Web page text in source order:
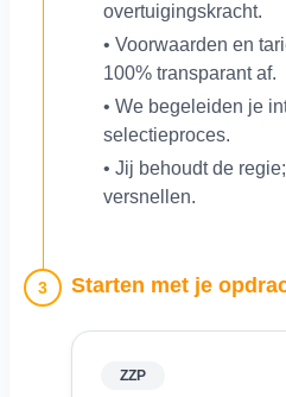
overtuigingskracht.
• Voorwaarden en
100% transparant af.
• We begeleiden je
selectieproces.
• Jij behoudt de
versnellen.
3 Starten met je
ZZP